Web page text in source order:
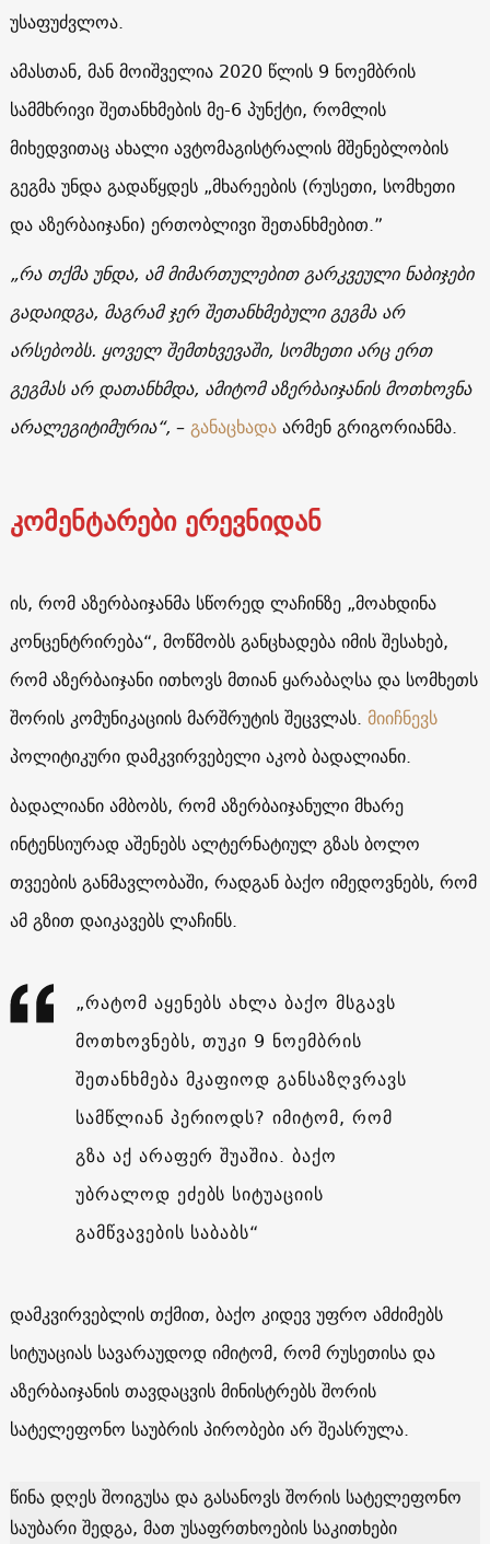
უსაფუძვლოა.
ამასთან, მან მოიშველია 2020 წლის 9 ნოემბრის
სამმხრივი შეთანხმების მე-6 პუნქტი, რომლის
მიხედვითაც ახალი ავტომაგისტრალის მშენებლობის
გეგმა უნდა გადაწყდეს „მხარეების (რუსეთი, სომხეთი
და აზერბაიჯანი) ერთობლივი შეთანხმებით.”
„რა თქმა უნდა, ამ მიმართულებით გარკვეული ნაბიჯები
გადაიდგა, მაგრამ ჯერ შეთანხმებული გეგმა არ
არსებობს. ყოველ შემთხვევაში, სომხეთი არც ერთ
გეგმას არ დათანხმდა, ამიტომ აზერბაიჯანის მოთხოვნა
არალეგიტიმურია“, –განაცხადაარმენ გრიგორიანმა.
კომენტარები ერევნიდან
ის, რომ აზერბაიჯანმა სწორედ ლაჩინზე „მოახდინა
კონცენტრირება“, მოწმობს განცხადება იმის შესახებ,
რომ აზერბაიჯანი ითხოვს მთიან ყარაბაღსა და სომხეთს
შორის კომუნიკაციის მარშრუტის შეცვლას. მიიჩნევს
პოლიტიკური დამკვირვებელი აკობ ბადალიანი.
ბადალიანი ამბობს, რომ აზერბაიჯანული მხარე
ინტენსიურად აშენებს ალტერნატიულ გზას ბოლო
თვეების განმავლობაში, რადგან ბაქო იმედოვნებს, რომ
ამ გზით დაიკავებს ლაჩინს.
„რატომ აყენებს ახლა ბაქო მსგავს
მოთხოვნებს, თუკი 9 ნოემბრის
შეთანხმება მკაფიოდ განსაზღვრავს
სამწლიან პერიოდს? იმიტომ, რომ
გზა აქ არაფერ შუაშია. ბაქო
უბრალოდ ეძებს სიტუაციის
გამწვავების საბაბს“
დამკვირვებლის თქმით, ბაქო კიდევ უფრო ამძიმებს
სიტუაციას სავარაუდოდ იმიტომ, რომ რუსეთისა და
აზერბაიჯანის თავდაცვის მინისტრებს შორის
სატელეფონო საუბრის პირობები არ შეასრულა.
წინა დღეს შოიგუსა და გასანოვს შორის სატელეფონო
საუბარი შედგა, მათ უსაფრთხოების საკითხები